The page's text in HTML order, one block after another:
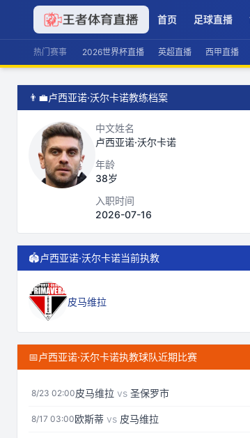
首页 足球直播
热门赛事 2026世界杯直播 英超直播 西甲直播
👨‍💼卢西亚诺·沃尔卡诺教练档案
中文姓名
卢西亚诺·沃尔卡诺
年龄
38岁
入职时间
2026-07-16
🏟️卢西亚诺·沃尔卡诺当前执教
皮马维拉
📅卢西亚诺·沃尔卡诺执教球队近期比赛
8/23 02:00皮马维拉 vs 圣保罗市
8/17 03:00欧斯蒂 vs 皮马维拉